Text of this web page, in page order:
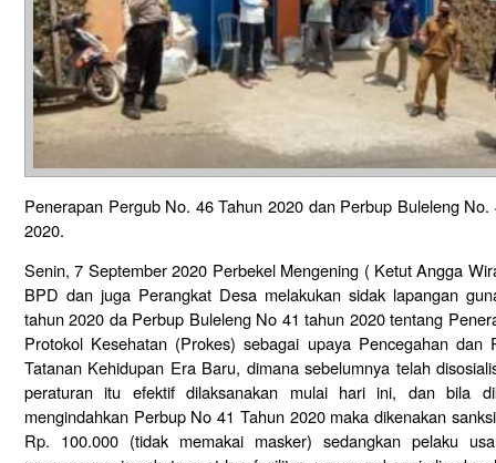
Penerapan Pergub No. 46 Tahun 2020 dan Perbup Buleleng
2020.
Senin, 7 September 2020 Perbekel Mengening ( Ketut Angga
BPD dan juga Perangkat Desa melakukan sidak lapangan
tahun 2020 da Perbup Buleleng No 41 tahun 2020 tentang
Protokol Kesehatan (Prokes) sebagai upaya Pencegahan dan
Tatanan Kehidupan Era Baru, dimana sebelumnya telah
peraturan itu efektif dilaksanakan mulai hari ini, dan bila
mengindahkan Perbup No 41 Tahun 2020 maka dikenakan
Rp. 100.000 (tidak memakai masker) sedangkan pelaku